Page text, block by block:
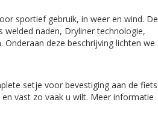
sportief gebruik, in weer en wind. De
naden, Dryliner technologie,
deze beschrijving lichten we
setje voor bevestiging aan de fiets
vast zo vaak u wilt. Meer informatie